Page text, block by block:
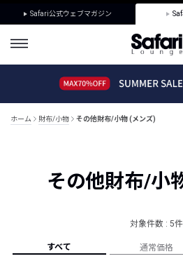
Safari公式ウェブマガジン
ホーム 財布/小物 その他財布/小物 (メンズ)
その他財布/小
対象件数 : 5件
すべて 通常価格